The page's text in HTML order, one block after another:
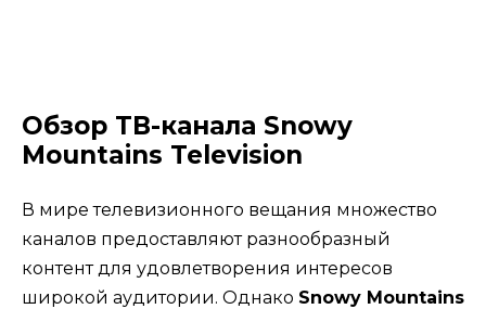
Обзор ТВ-канала Snowy
Mountains Television
В мире телевизионного вещания множество
каналов предоставляют разнообразный
контент для удовлетворения интересов
широкой аудитории. Однако Snowy Mountains